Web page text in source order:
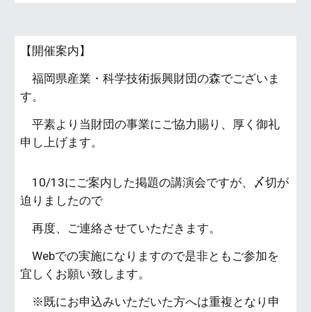
【開催案内】
福岡県産業・科学技術振興財団の森でございま
す。
平素より当財団の事業にご協力賜り、厚く御礼
申し上げます。
10/13にご案内した掲題の講演会ですが、〆切が
迫りましたので
再度、ご連絡させていただきます。
Webでの実施になりますので是非ともご参加を
宜しくお願い致します。
※既にお申込みいただいた方へは重複となり申